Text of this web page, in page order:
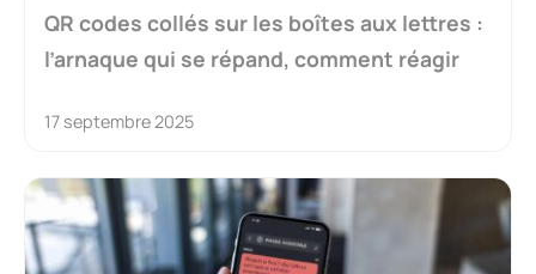
QR codes collés sur les boîtes aux lettres :
l’arnaque qui se répand, comment réagir
17 septembre 2025